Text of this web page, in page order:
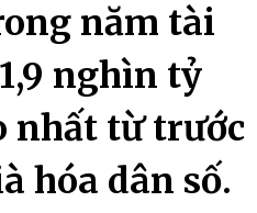
năm tài
nghìn tỷ
nhất từ trước
hóa dân số.